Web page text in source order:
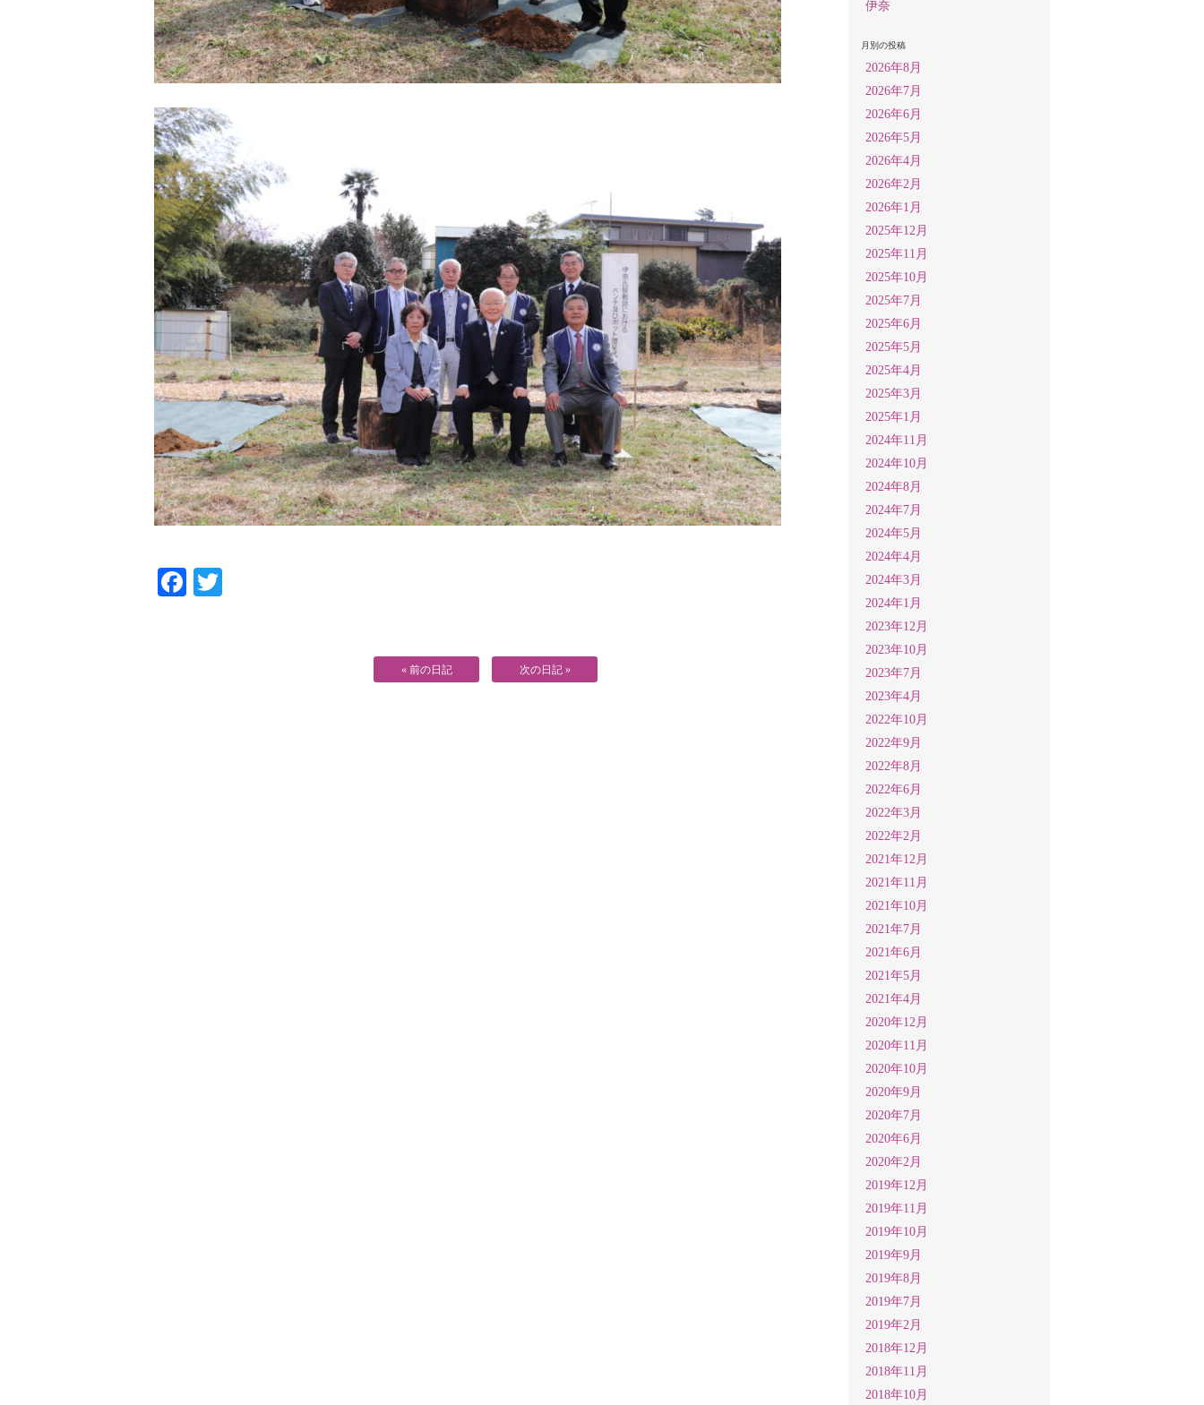
Facebook
« 前の日記 次の日記 »
伊奈
月別の投稿
2026年8月
2026年7月
2026年6月
2026年5月
2026年4月
2026年2月
2026年1月
2025年12月
2025年11月
2025年10月
2025年7月
2025年6月
2025年5月
2025年4月
2025年3月
2025年1月
2024年11月
2024年10月
2024年8月
2024年7月
2024年5月
2024年4月
2024年3月
2024年1月
2023年12月
2023年10月
2023年7月
2023年4月
2022年10月
2022年9月
2022年8月
2022年6月
2022年3月
2022年2月
2021年12月
2021年11月
2021年10月
2021年7月
2021年6月
2021年5月
2021年4月
2020年12月
2020年11月
2020年10月
2020年9月
2020年7月
2020年6月
2020年2月
2019年12月
2019年11月
2019年10月
2019年9月
2019年8月
2019年7月
2019年2月
2018年12月
2018年11月
2018年10月